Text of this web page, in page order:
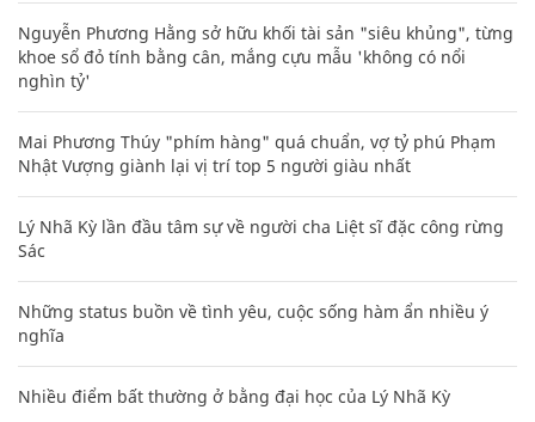
Nguyễn Phương Hằng sở hữu khối tài sản "siêu khủng", từng
khoe sổ đỏ tính bằng cân, mắng cựu mẫu 'không có nổi
nghìn tỷ'
Mai Phương Thúy "phím hàng" quá chuẩn, vợ tỷ phú Phạm
Nhật Vượng giành lại vị trí top 5 người giàu nhất
Lý Nhã Kỳ lần đầu tâm sự về người cha Liệt sĩ đặc công rừng
Sác
Những status buồn về tình yêu, cuộc sống hàm ẩn nhiều ý
nghĩa
Nhiều điểm bất thường ở bằng đại học của Lý Nhã Kỳ